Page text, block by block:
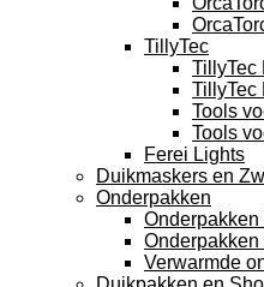
TillyTec
TillyTec
TillyTec
Tools
Tools
Ferei Lights
Duikmaskers en
Onderpakken
Onderpakken
Onderpakken
Verwarmde